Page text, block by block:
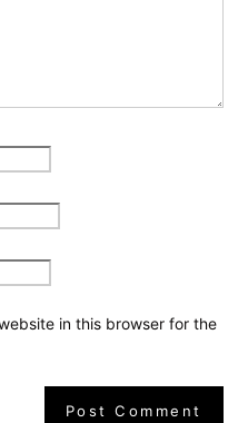
in this browser for the